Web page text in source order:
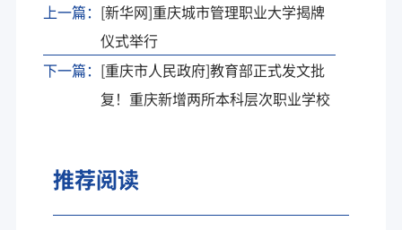
上一篇： [新华网]重庆城市管理职业大学揭牌
仪式举行
下一篇： [重庆市人民政府]教育部正式发文批
复！重庆新增两所本科层次职业学校
推荐阅读